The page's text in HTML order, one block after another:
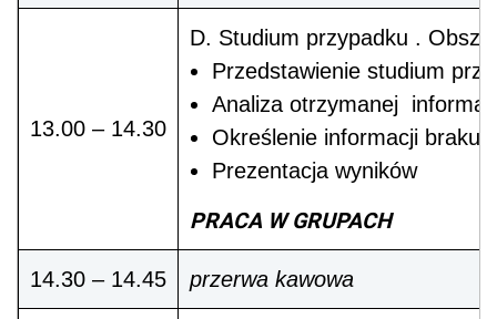
13.00 – 14.30
D. Studium przypadku .
Przedstawienie studium
Analiza otrzymanej
Określenie informacji
Prezentacja wyników
PRACA W GRUPACH
14.30 – 14.45 przerwa kawowa